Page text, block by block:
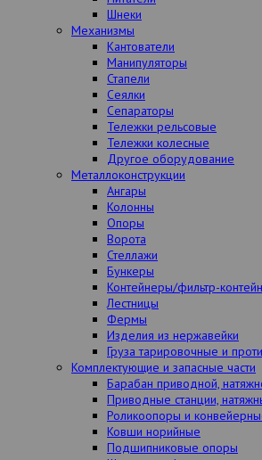
Шнеки
Механизмы
Кантователи
Манипуляторы
Стапели
Сеялки
Сепараторы
Тележки рельсовые
Тележки колесные
Другое оборудование
Металлоконструкции
Ангары
Колонны
Опоры
Ворота
Стеллажи
Бункеры
Контейнеры/фильтр-
Лестницы
Фермы
Изделия из нержавейки
Груза тарировочные и
Комплектующие и запасные части
Барабан приводной,
Приводные станции,
Роликоопоры и
Ковши норийные
Подшипниковые опоры